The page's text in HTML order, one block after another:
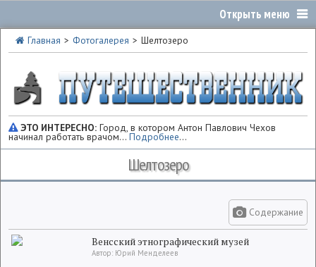
Главная Фотогалерея Шелтозеро
ЭТО ИНТЕРЕСНО: Город, в котором Антон Павлович Чехов
начинал работать врачом...Подробнее...
Шелтозеро
Содержание
Венсский этнографический музей
Автор: Юрий Менделеев